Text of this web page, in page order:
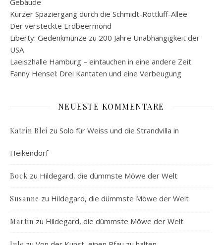
Gebäude
Kurzer Spaziergang durch die Schmidt-Rottluff-Allee
Der versteckte Erdbeermond
Liberty: Gedenkmünze zu 200 Jahre Unabhängigkeit der
USA
Laeiszhalle Hamburg – eintauchen in eine andere Zeit
Fanny Hensel: Drei Kantaten und eine Verbeugung
NEUESTE KOMMENTARE
Katrin Blei zu Solo für Weiss und die Strandvilla in
Heikendorf
Bock zu Hildegard, die dümmste Möwe der Welt
Susanne zu Hildegard, die dümmste Möwe der Welt
Martin zu Hildegard, die dümmste Möwe der Welt